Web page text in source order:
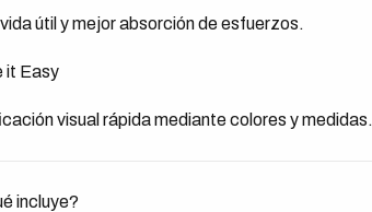
útil y mejor absorción de esfuerzos.
it Easy
visual rápida mediante colores y medidas.
incluye?